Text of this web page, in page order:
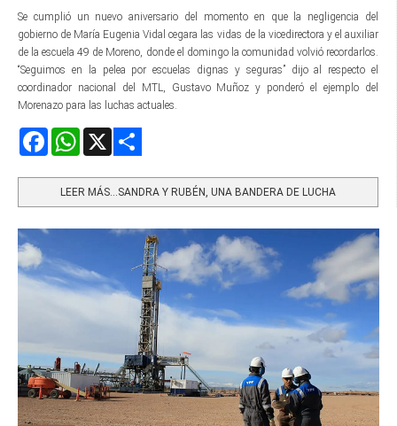
Se cumplió un nuevo aniversario del momento en que la negligencia del
gobierno de María Eugenia Vidal cegara las vidas de la vicedirectora y el auxiliar
de la escuela 49 de Moreno, donde el domingo la comunidad volvió recordarlos.
“Seguimos en la pelea por escuelas dignas y seguras” dijo al respecto el
coordinador nacional del MTL, Gustavo Muñoz y ponderó el ejemplo del
Morenazo para las luchas actuales.
FacebookWhatsApp
LEER MÁS…SANDRA Y RUBÉN, UNA BANDERA DE LUCHA